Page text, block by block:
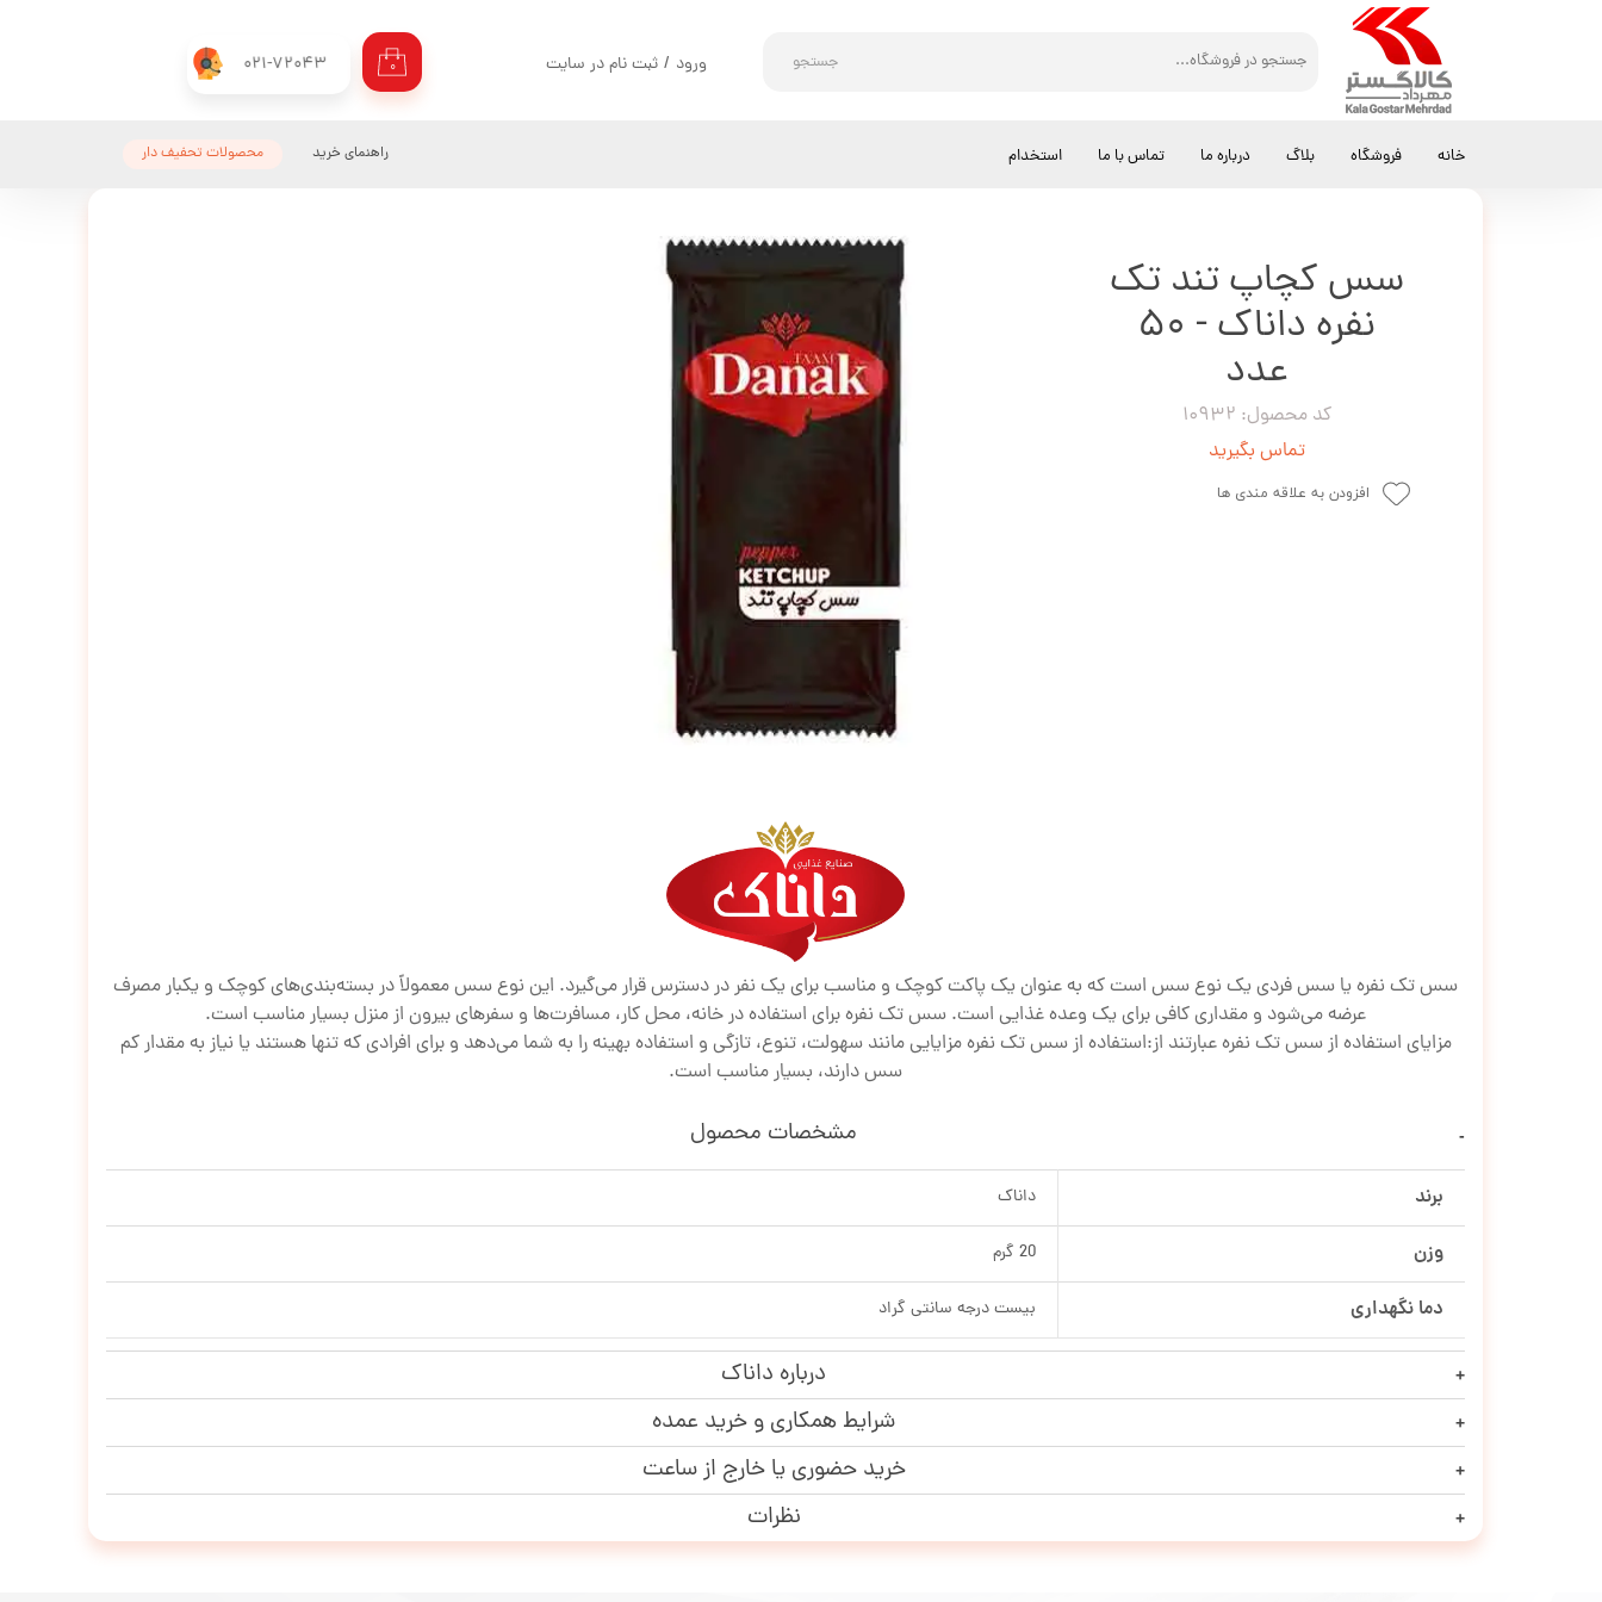
021-72043 جستجو ۰ ورود / ثبت نام در سایت
خروج از حساب کاربری
خانه فروشگاه بلاگ درباره ما تماس با ما استخدام محصولات تحفیف دار راهنمای خرید کالاگستر مهرداد سس سس کچاپ تند تک نفره داناک - 50 عدد
سس کچاپ تند تک
نفره داناک - 50
عدد
کد محصول: 10932
تماس بگیرید
افزودن به علاقه مندی ها
سس تک نفره یا سس فردی یک نوع سس است که به عنوان یک پاکت کوچک و مناسب برای یک نفر در دسترس قرار می‌گیرد. این نوع سس معمولاً در بسته‌بندی‌های کوچک و یکبار مصرف
عرضه می‌شود و مقداری کافی برای یک وعده غذایی است. سس تک نفره برای استفاده در خانه، محل کار، مسافرت‌ها و سفرهای بیرون از منزل بسیار مناسب است.
مزایای استفاده از سس تک نفره عبارتند از:استفاده از سس تک نفره مزایایی مانند سهولت، تنوع، تازگی و استفاده بهینه را به شما می‌دهد و برای افرادی که تنها هستند یا نیاز به مقدار کم
سس دارند، بسیار مناسب است.
مشخصات محصول
برند داناک
وزن 20 گرم
دما نگهداری بیست درجه سانتی گراد
درباره داناک
شرایط همکاری و خرید عمده
خرید حضوری یا خارج از ساعت
نظرات